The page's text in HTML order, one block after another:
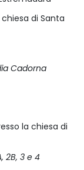
chiesa di Santa
Cadorna
la chiesa di
2B, 3 e 4